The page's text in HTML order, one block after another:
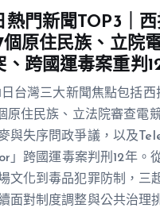
熱門新聞TOP3｜
個原住民族、立院
、跨國運毒案重判
日台灣三大新聞焦點包括
原住民族、立法院審查電
與失序問政爭議，以及
」跨國運毒案判刑12年。
文化到毒品犯罪防制，三
面對制度調整與公共治理